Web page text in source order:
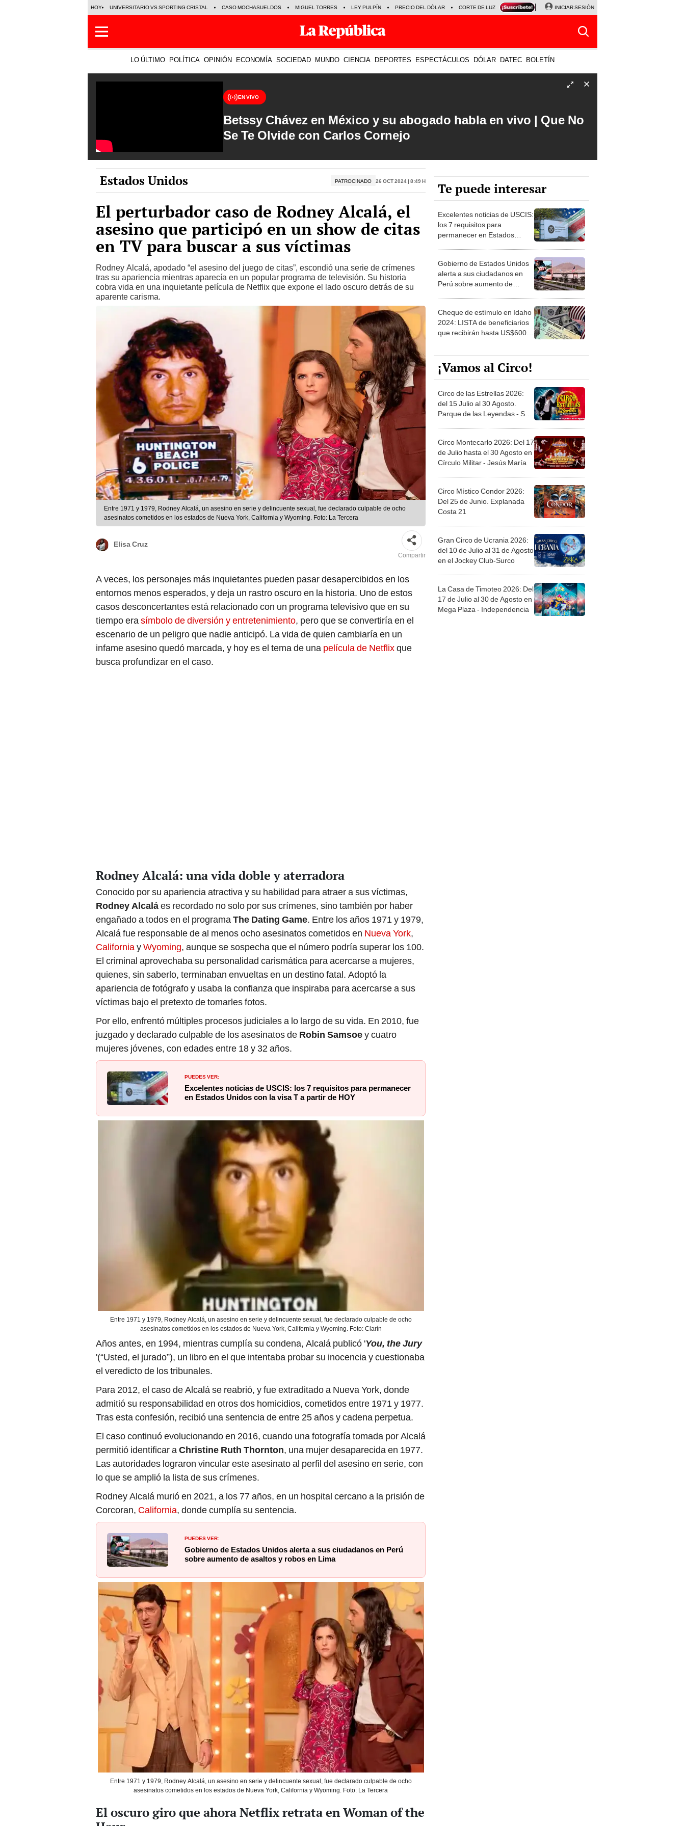
HOY UNIVERSITARIO VS SPORTING CRISTAL CASO MOCHASUELDOS MIGUEL TORRES LEY PULPÍN PRECIO DEL DÓLAR CORTE DE LUZ VIERNES 7 DE AGOSTO ALBERTO BENAVIDES
INICIAR SESIÓN
LO ÚLTIMO POLÍTICA OPINIÓN ECONOMÍA SOCIEDAD MUNDO CIENCIA DEPORTES ESPECTÁCULOS DÓLAR DATEC BOLETÍN
EN VIVO
Betssy Chávez en México y su abogado habla en vivo | Que No
Se Te Olvide con Carlos Cornejo
Estados Unidos PATROCINADO 26 Oct 2024 | 8:49 h
El perturbador caso de Rodney Alcalá, el
asesino que participó en un show de citas
en TV para buscar a sus víctimas
Rodney Alcalá, apodado “el asesino del juego de citas”, escondió una serie de crímenes
tras su apariencia mientras aparecía en un popular programa de televisión. Su historia
cobra vida en una inquietante película de Netflix que expone el lado oscuro detrás de su
aparente carisma.
Entre 1971 y 1979, Rodney Alcalá, un asesino en serie y delincuente sexual, fue declarado culpable de ocho
asesinatos cometidos en los estados de Nueva York, California y Wyoming. Foto: La Tercera
Elisa Cruz
Compartir
A veces, los personajes más inquietantes pueden pasar desapercibidos en los
entornos menos esperados, y deja un rastro oscuro en la historia. Uno de estos
casos desconcertantes está relacionado con un programa televisivo que en su
tiempo era símbolo de diversión y entretenimiento, pero que se convertiría en el
escenario de un peligro que nadie anticipó. La vida de quien cambiaría en un
infame asesino quedó marcada, y hoy es el tema de una película de Netflixque
busca profundizar en el caso.
Rodney Alcalá: una vida doble y aterradora
Conocido por su apariencia atractiva y su habilidad para atraer a sus víctimas,
Rodney Alcaláes recordado no solo por sus crímenes, sino también por haber
engañado a todos en el programa The Dating Game. Entre los años 1971 y 1979,
Alcalá fue responsable de al menos ocho asesinatos cometidos en Nueva York,
CaliforniayWyoming, aunque se sospecha que el número podría superar los 100.
El criminal aprovechaba su personalidad carismática para acercarse a mujeres,
quienes, sin saberlo, terminaban envueltas en un destino fatal. Adoptó la
apariencia de fotógrafo y usaba la confianza que inspiraba para acercarse a sus
víctimas bajo el pretexto de tomarles fotos.
Por ello, enfrentó múltiples procesos judiciales a lo largo de su vida. En 2010, fue
juzgado y declarado culpable de los asesinatos de Robin Samsoey cuatro
mujeres jóvenes, con edades entre 18 y 32 años.
PUEDES VER:
Excelentes noticias de USCIS: los 7 requisitos para permanecer
en Estados Unidos con la visa T a partir de HOY
Entre 1971 y 1979, Rodney Alcalá, un asesino en serie y delincuente sexual, fue declarado culpable de ocho
asesinatos cometidos en los estados de Nueva York, California y Wyoming. Foto: Clarín
Años antes, en 1994, mientras cumplía su condena, Alcalá publicó 'You, the Jury
'(“Usted, el jurado”), un libro en el que intentaba probar su inocencia y cuestionaba
el veredicto de los tribunales.
Para 2012, el caso de Alcalá se reabrió, y fue extraditado a Nueva York, donde
admitió su responsabilidad en otros dos homicidios, cometidos entre 1971 y 1977.
Tras esta confesión, recibió una sentencia de entre 25 años y cadena perpetua.
El caso continuó evolucionando en 2016, cuando una fotografía tomada por Alcalá
permitió identificar a Christine Ruth Thornton, una mujer desaparecida en 1977.
Las autoridades lograron vincular este asesinato al perfil del asesino en serie, con
lo que se amplió la lista de sus crímenes.
Rodney Alcalá murió en 2021, a los 77 años, en un hospital cercano a la prisión de
Corcoran, California, donde cumplía su sentencia.
PUEDES VER:
Gobierno de Estados Unidos alerta a sus ciudadanos en Perú
sobre aumento de asaltos y robos en Lima
Entre 1971 y 1979, Rodney Alcalá, un asesino en serie y delincuente sexual, fue declarado culpable de ocho
asesinatos cometidos en los estados de Nueva York, California y Wyoming. Foto: La Tercera
El oscuro giro que ahora Netflix retrata en Woman of the
Te puede interesar
Excelentes noticias de USCIS:
los 7 requisitos para
permanecer en Estados
Gobierno de Estados Unidos
alerta a sus ciudadanos en
Perú sobre aumento de
Cheque de estímulo en Idaho
2024: LISTA de beneficiarios
que recibirán hasta US$600
¡Vamos al Circo!
Circo de las Estrellas 2026:
del 15 Julio al 30 Agosto.
Parque de las Leyendas - San
Circo Montecarlo 2026: Del 17
de Julio hasta el 30 Agosto en
Círculo Militar - Jesús María
Circo Místico Condor 2026:
Del 25 de Junio. Explanada
Costa 21
Gran Circo de Ucrania 2026:
del 10 de Julio al 31 de Agosto
en el Jockey Club-Surco
La Casa de Timoteo 2026: Del
17 de Julio al 30 de Agosto en
Mega Plaza - Independencia